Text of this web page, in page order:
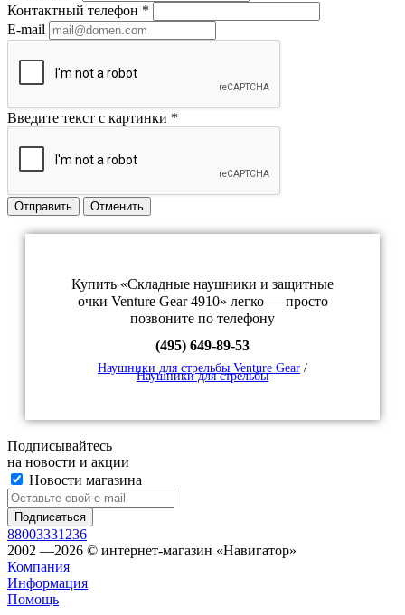
Контактный телефон *
E-mail
Введите текст с картинки *
Отправить Отменить
Купить «Складные наушники и защитные
очки Venture Gear 4910» легко — просто
позвоните по телефону
(495) 649-89-53
Наушники для стрельбы Venture Gear /
Наушники для стрельбы
Подписывайтесь
на новости и акции
Новости магазина
88003331236
2002 —2026 © интернет-магазин «Навигатор»
Компания
Информация
Помощь